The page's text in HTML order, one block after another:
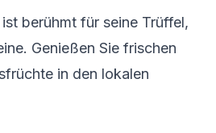
ist berühmt für seine Trüffel,
Genießen Sie frischen
in den lokalen